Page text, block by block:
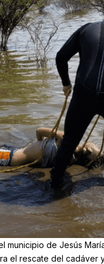
municipio de Jesús
el rescate del cadáver